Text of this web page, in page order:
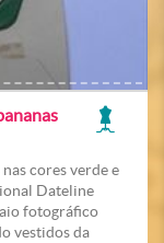
cores verde e
Dateline
fotográfico
vestidos da